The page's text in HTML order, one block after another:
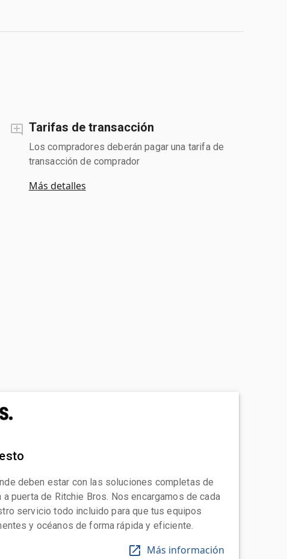
Tarifas de transacción
Los compradores deberán pagar una tarifa de
transacción de comprador
Más detalles
deben estar con las soluciones completas de
puerta de Ritchie Bros. Nos encargamos de cada
servicio todo incluido para que tus equipos
y océanos de forma rápida y eficiente.
Más información